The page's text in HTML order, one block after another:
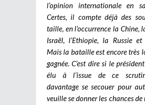
l’opinion internationale en
Certes, il compte déjà des
taille, en l’occurrence la Chine,
Israël, l’Ethiopie, la Russie et
Mais la bataille est encore très
gagnée. C’est dire si le
élu à l’issue de ce
davantage se secouer pour
veuille se donner les chances de